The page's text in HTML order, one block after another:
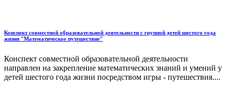
Конспект совместной образовательной деятельности с группой детей шестого года
жизни "Математическое путешествие"
Конспект совместной образовательной деятельности
направлен на закрепление математических знаний и умений у
детей шестого года жизни посредством игры - путешествия....